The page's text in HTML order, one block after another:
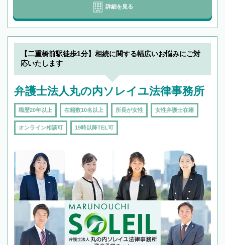
詳細を見る
【二重橋前駅徒歩1分】相続に関する幅広いお悩みにご対
応いたします
弁護士法人丸の内ソレイユ法律事務所
職歴20年以上 在籍数10名以上 所長が女性 女性弁護士在籍
オンライン相談可 19時以降TEL可